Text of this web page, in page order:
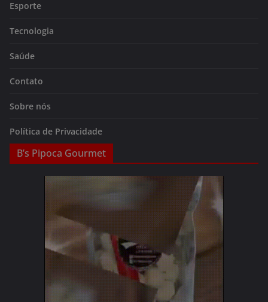
Esporte
Tecnologia
Saúde
Contato
Sobre nós
Política de Privacidade
B’s Pipoca Gourmet